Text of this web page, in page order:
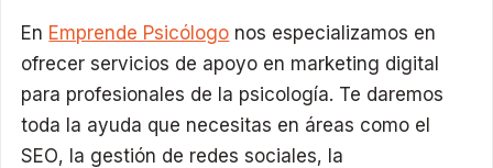
En Emprende Psicólogo nos especializamos en
ofrecer servicios de apoyo en marketing digital
para profesionales de la psicología. Te daremos
toda la ayuda que necesitas en áreas como el
SEO, la gestión de redes sociales, la